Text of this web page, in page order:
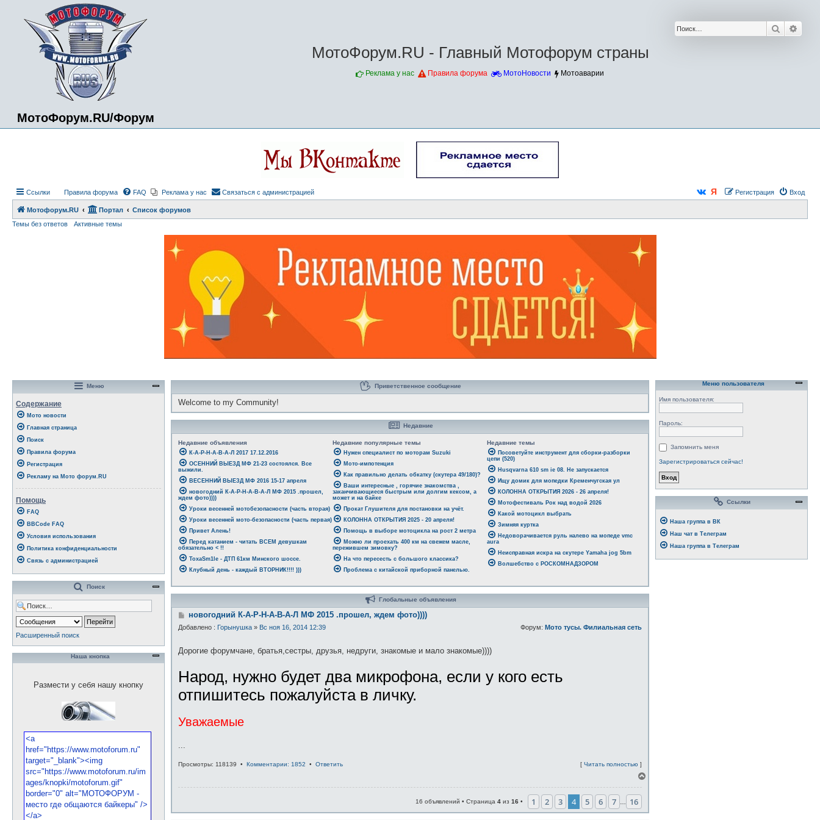
МотоФорум.RU/Форум
Поиск
МотоФорум.RU - Главный Мотофорум страны
Реклама у нас Правила форума МотоНовости Мотоаварии
Ссылки Правила форума FAQ Реклама у нас Связаться с администрацией Вход
Регистрация
Мотофорум.RU Портал
Список форумов
Темы без ответов
Активные темы
Приветственное сообщение
Welcome to my Community!
Недавние
Недавние объявления Недавние популярные темы Недавние темы
К-А-Р-Н-А-В-А-Л 2017 17.12.2016
ОСЕННИЙ ВЫЕЗД МФ 21-23 состоялся. Все
выжили.
ВЕСЕННИЙ ВЫЕЗД МФ 2016 15-17 апреля
новогодний К-А-Р-Н-А-В-А-Л МФ 2015 .прошел,
ждем фото))))
Уроки весенней мотобезопасности (часть вторая)
Уроки весенней мото-безопасности (часть первая)
Привет Алень!
Перед катанием - читать ВСЕМ девушкам
обязательно < !!
ToxaSm1le - ДТП 61км Минского шоссе.
Клубный день - каждый ВТОРНИК!!!! )))
Нужен специалист по моторам Suzuki
Мото-импотенция
Как правильно делать обкатку (скутера 49/180)?
Ваши интересные , горячие знакомства ,
заканчивающиеся быстрым или долгим кексом, а
может и на байке
Прокат Глушителя для постановки на учёт.
КОЛОННА ОТКРЫТИЯ 2025 - 20 апреля!
Помощь в выборе мотоцикла на рост 2 метра
Можно ли проехать 400 км на свежем масле,
пережившем зимовку?
На что пересесть с большого классика?
Проблема с китайской приборной панелью.
Посоветуйте инструмент для сборки-разборки
цепи (520)
Husqvarna 610 sm ie 08. Не запускается
Ищу домик для мопедки Кременчугская ул
КОЛОННА ОТКРЫТИЯ 2026 - 26 апреля!
Мотофестиваль Рок над водой 2026
Какой мотоцикл выбрать
Зимняя куртка
Недоворачивается руль налево на мопеде vmc
aura
Неисправная искра на скутере Yamaha jog 5bm
Волшебство с РОСКОМНАДЗОРОМ
Глобальные объявления
С
о
о
щ
е
и
е
новогодний К-А-Р-Н-А-В-А-Л МФ 2015 .прошел, ждем фото))))
Добавлено : Горынушка » Вс ноя 16, 2014 12:39 Форум: Мото тусы. Филиальная сеть
Дорогие форумчане, братья,сестры, друзья, недруги, знакомые и мало знакомые))))
Народ, нужно будет два микрофона, если у кого есть
отпишитесь пожалуйста в личку.
Уважаемые
...
Просмотры: 118139 • Комментарии: 1852 • Ответить [ Читать полностью ]
т
16 объявлений • Страница 4 из 16 • 1 2 3 4 5 6 7 16
Меню
Содержание
Мото новости
Главная страница
Поиск
Правила форума
Регистрация
Рекламу на Мото форум.RU
Помощь
FAQ
BBCode FAQ
Условия использования
Политика конфиденциальности
Связь с администрацией
Поиск
Расширенный поиск
Наша кнопка
Размести у себя нашу кнопку
Меню пользователя
Имя пользователя:
Пароль:
Запомнить меня
Зарегистрироваться сейчас!
Ссылки
Наша группа в ВК
Наш чат в Телеграм
Наша группа в Телеграм